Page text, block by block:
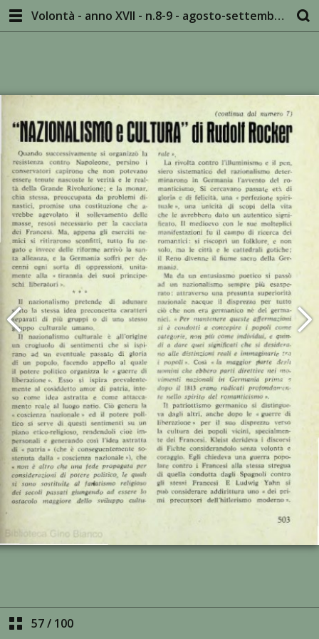
Volontà - anno XVII - n.8-9 - agosto-settembre 1964
57/ 100